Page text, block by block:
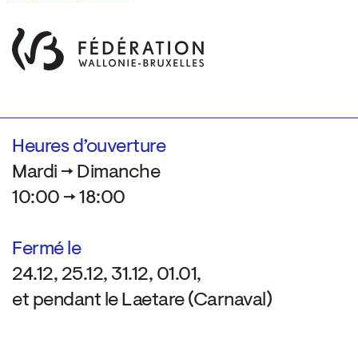
Heures d’ouverture
Mardi → Dimanche
10:00 → 18:00
Fermé le
24.12, 25.12, 31.12, 01.01,
et pendant le Laetare (Carnaval)